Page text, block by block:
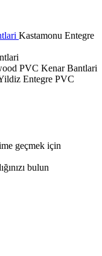
Kastamonu Entegre
PVC Kenar Bantlari
Entegre PVC
geçmek için
bulun